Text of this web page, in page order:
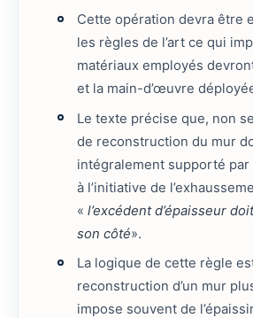
Cette opération devra être
les règles de l’art ce qui
matériaux employés
et la main-d’œuvre
Le texte précise que, non
de reconstruction du mur
intégralement supporté
à l’initiative de
«l’excédent d’épaisseur
son côté».
La logique de cette règle
reconstruction d’un mur
impose souvent de